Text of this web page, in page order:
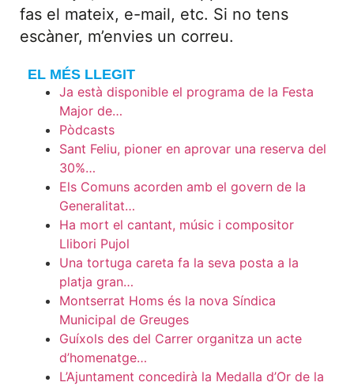
fas el mateix, e-mail, etc. Si no tens
escàner, m’envies un correu.
EL MÉS LLEGIT
Ja està disponible el programa de la Festa
Major de…
Pòdcasts
Sant Feliu, pioner en aprovar una reserva del
30%…
Els Comuns acorden amb el govern de la
Generalitat…
Ha mort el cantant, músic i compositor
Llibori Pujol
Una tortuga careta fa la seva posta a la
platja gran…
Montserrat Homs és la nova Síndica
Municipal de Greuges
Guíxols des del Carrer organitza un acte
d’homenatge…
L’Ajuntament concedirà la Medalla d’Or de la